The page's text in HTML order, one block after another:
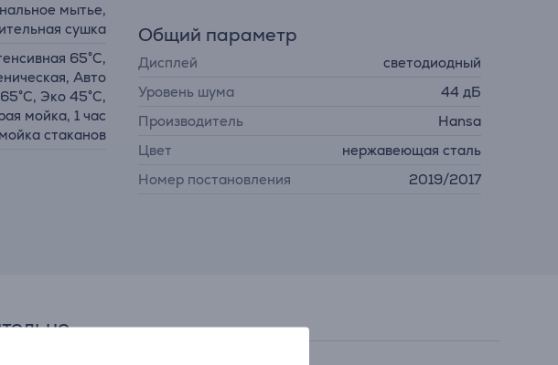
мытье,
сушка
65°C,
Авто
Эко 45°C,
мойка, 1 час
стаканов
Общий параметр
Дисплей
светодиодный
Уровень шума
44 дБ
Производитель
Hansa
Цвет
нержавеющая сталь
Номер постановления
2019/2017